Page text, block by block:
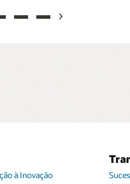
à Inovação
2024